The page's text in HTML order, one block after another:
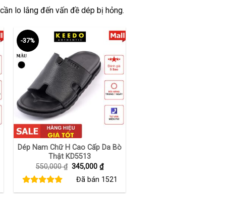
lo lắng đến vấn đề dép bị hỏng.
₫.
-37%
+
Dép Nam Chữ H Cao Cấp Da Bò
Thật KD5513
550,000₫ Giá
là:
345,000₫Giá
hiện
tại
345,000 ₫.
Đã bán 1521